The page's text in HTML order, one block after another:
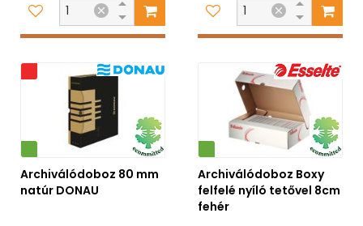
Archiválódoboz 80 mm
natúr DONAU
Környezetbarát
Archiválódoboz Boxy
felfelé nyíló tetővel 8cm
fehér